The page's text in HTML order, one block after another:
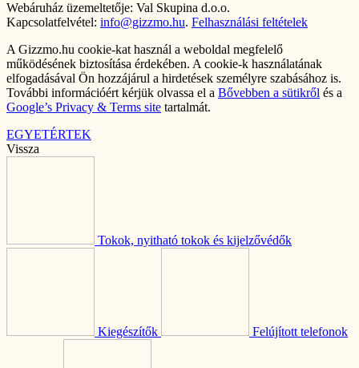
Webáruház üzemeltetője: Val Skupina d.o.o.
Kapcsolatfelvétel: info@gizzmo.hu. Felhasználási feltételek
A Gizzmo.hu cookie-kat használ a weboldal megfelelő
működésének biztosítása érdekében. A cookie-k használatának
elfogadásával Ön hozzájárul a hirdetések személyre szabásához is.
További információért kérjük olvassa el a Bővebben a sütikről és a
Google’s Privacy & Terms site tartalmát.
EGYETÉRTEK
Vissza
Tokok, nyitható tokok és kijelzővédők
Kiegészítők Felújított telefonok